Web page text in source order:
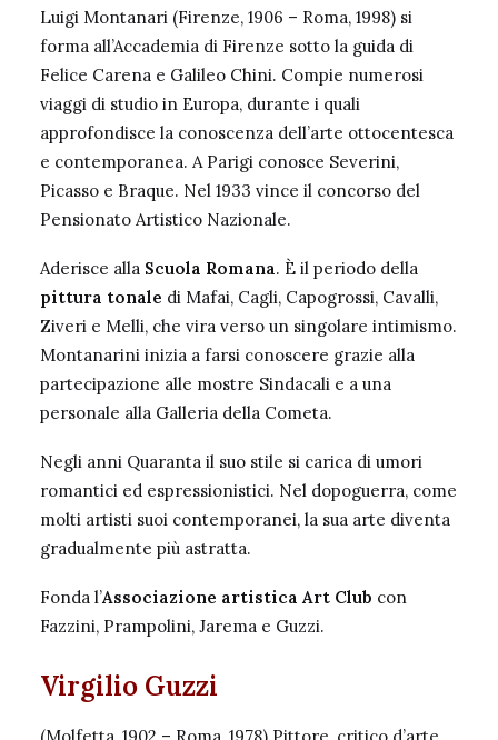
Luigi Montanari (Firenze, 1906 – Roma, 1998) si
forma all’Accademia di Firenze sotto la guida di
Felice Carena e Galileo Chini. Compie numerosi
viaggi di studio in Europa, durante i quali
approfondisce la conoscenza dell’arte ottocentesca
e contemporanea. A Parigi conosce Severini,
Picasso e Braque. Nel 1933 vince il concorso del
Pensionato Artistico Nazionale.
Aderisce alla Scuola Romana. È il periodo della
pittura tonale di Mafai, Cagli, Capogrossi, Cavalli,
Ziveri e Melli, che vira verso un singolare intimismo.
Montanarini inizia a farsi conoscere grazie alla
partecipazione alle mostre Sindacali e a una
personale alla Galleria della Cometa.
Negli anni Quaranta il suo stile si carica di umori
romantici ed espressionistici. Nel dopoguerra, come
molti artisti suoi contemporanei, la sua arte diventa
gradualmente più astratta.
Fonda l’Associazione artistica Art Club con
Fazzini, Prampolini, Jarema e Guzzi.
Virgilio Guzzi